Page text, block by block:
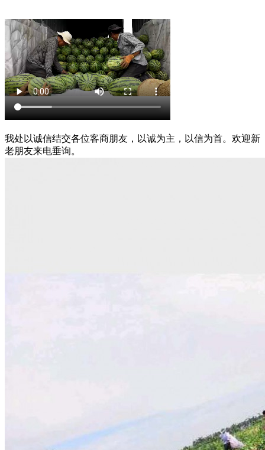
我处以诚信结交各位客商朋友，以诚为主，以信为首。欢迎新
老朋友来电垂询。